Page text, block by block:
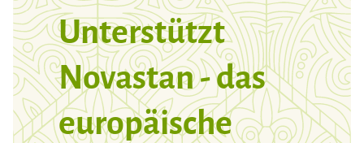
Unterstützt
Novastan - das
europäische